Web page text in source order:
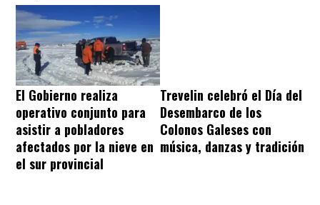
El Gobierno realiza
operativo conjunto para
asistir a pobladores
afectados por la nieve en
el sur provincial
Trevelin celebró el Día del
Desembarco de los
Colonos Galeses con
música, danzas y tradición